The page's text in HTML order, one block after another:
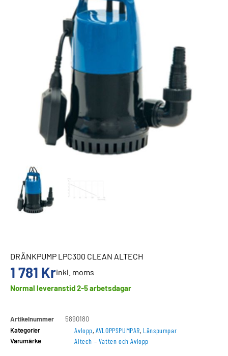
DRÄNKPUMP LPC300 CLEAN ALTECH
1 781 Krinkl. moms
Normal leveranstid 2-5 arbetsdagar
Artikelnummer
5890180
Kategorier
Avlopp,AVLOPPSPUMPAR, Länspumpar
Varumärke Altech – Vatten och Avlopp